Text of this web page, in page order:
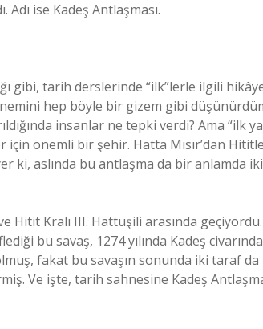
Adı ise Kadeş Antlaşması.
gibi, tarih derslerinde “ilk”lerle ilgili
hep böyle bir gizem gibi
insanlar ne tepki verdi? Ama “ilk
için önemli bir şehir. Hatta Mısır’dan
ki, aslında bu antlaşma da bir anlamda
Hitit Kralı III. Hattuşili arasında geçiyordu.
bu savaş, 1274 yılında Kadeş
fakat bu savaşın sonunda iki taraf
Ve işte, tarih sahnesine Kadeş